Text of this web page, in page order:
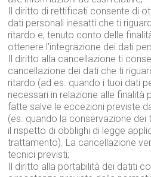
Il diritto di rettificati consente di
dati personali inesatti che ti
ritardo e, tenuto conto delle
ottenere l’integrazione dei dati
Il diritto alla cancellazione ti
cancellazione dei dati che ti
ritardo (ad es. quando i tuoi dati
necessari in relazione alle finalità
fatte salve le eccezioni previste
(es. quando la conservazione dei
il rispetto di obblighi di legge
trattamento). La cancellazione
tecnici previsti;
Il diritto alla portabilità dei datiti